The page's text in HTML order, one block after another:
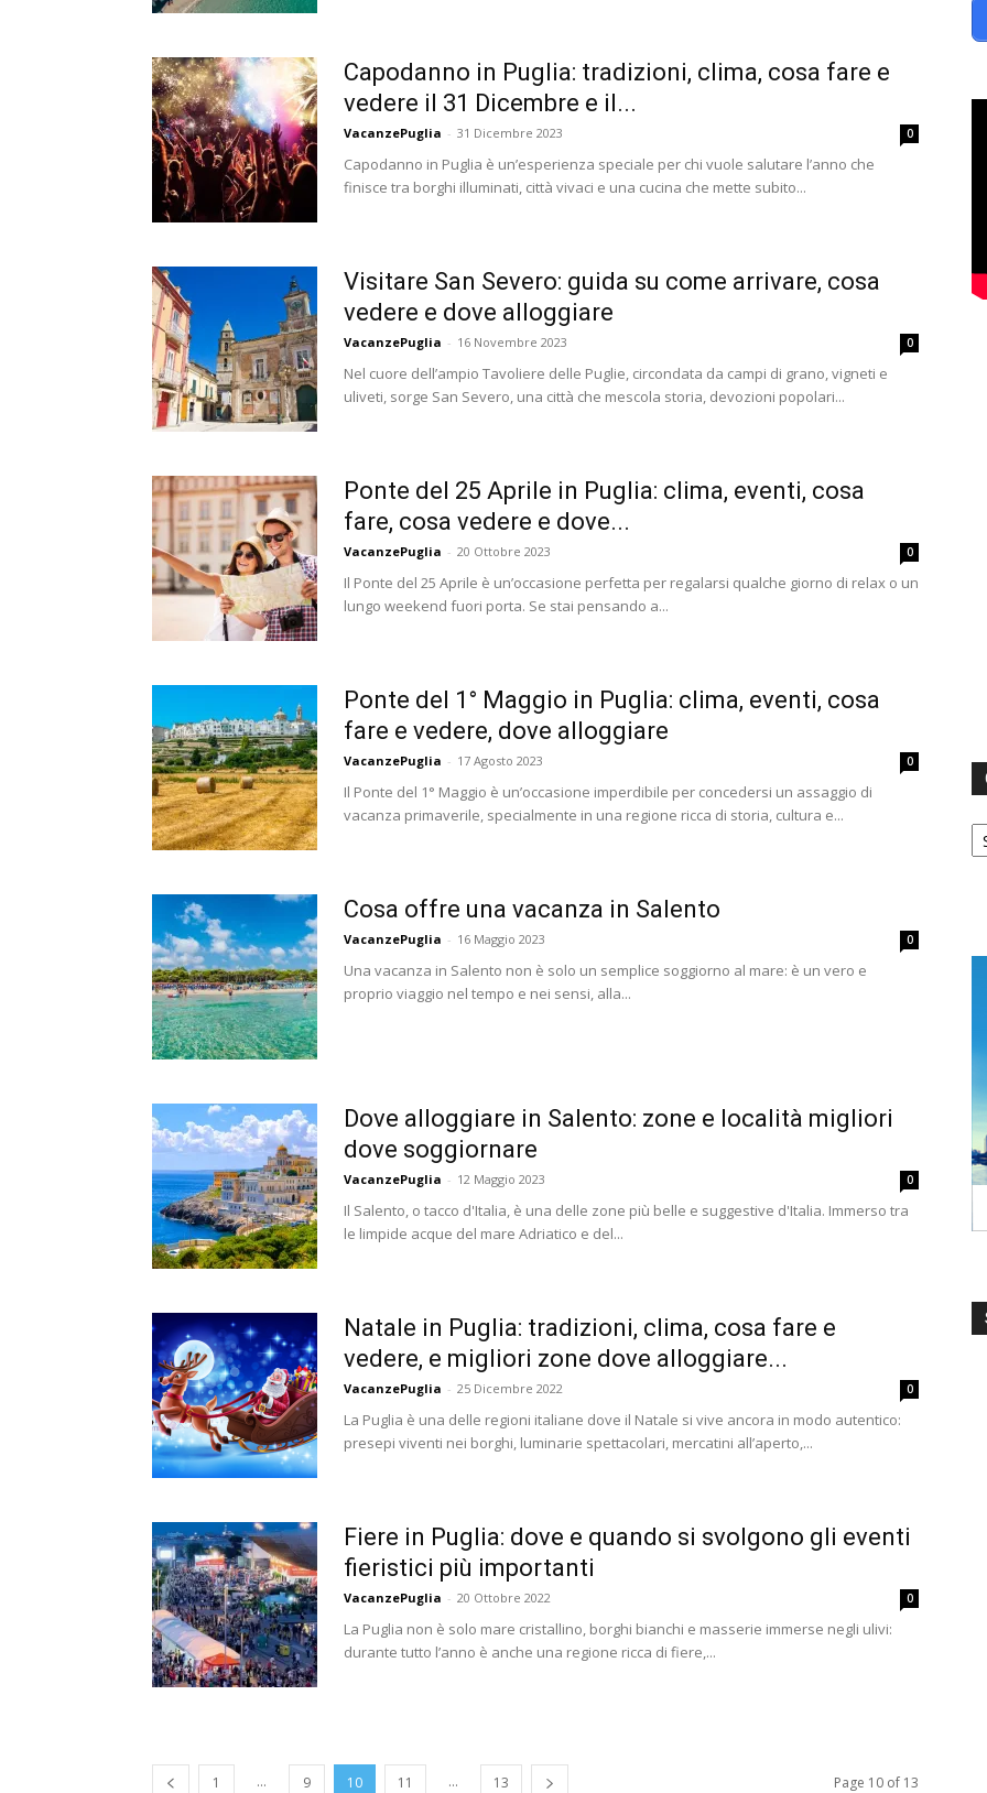
Capodanno in Puglia: tradizioni, clima, cosa fare e
vedere il 31 Dicembre e il...
VacanzePuglia - 31 Dicembre 2023 0
Capodanno in Puglia è un’esperienza speciale per chi vuole salutare l’anno che
finisce tra borghi illuminati, città vivaci e una cucina che mette subito...
Visitare San Severo: guida su come arrivare, cosa
vedere e dove alloggiare
VacanzePuglia - 16 Novembre 2023 0
Nel cuore dell’ampio Tavoliere delle Puglie, circondata da campi di grano, vigneti e
uliveti, sorge San Severo, una città che mescola storia, devozioni popolari...
Ponte del 25 Aprile in Puglia: clima, eventi, cosa
fare, cosa vedere e dove...
VacanzePuglia - 20 Ottobre 2023 0
Il Ponte del 25 Aprile è un’occasione perfetta per regalarsi qualche giorno di relax o un
lungo weekend fuori porta. Se stai pensando a...
Ponte del 1° Maggio in Puglia: clima, eventi, cosa
fare e vedere, dove alloggiare
VacanzePuglia - 17 Agosto 2023 0
Il Ponte del 1° Maggio è un’occasione imperdibile per concedersi un assaggio di
vacanza primaverile, specialmente in una regione ricca di storia, cultura e...
Cosa offre una vacanza in Salento
VacanzePuglia - 16 Maggio 2023 0
Una vacanza in Salento non è solo un semplice soggiorno al mare: è un vero e
proprio viaggio nel tempo e nei sensi, alla...
Dove alloggiare in Salento: zone e località migliori
dove soggiornare
VacanzePuglia - 12 Maggio 2023 0
Il Salento, o tacco d'Italia, è una delle zone più belle e suggestive d'Italia. Immerso tra
le limpide acque del mare Adriatico e del...
Natale in Puglia: tradizioni, clima, cosa fare e
vedere, e migliori zone dove alloggiare...
VacanzePuglia - 25 Dicembre 2022 0
La Puglia è una delle regioni italiane dove il Natale si vive ancora in modo autentico:
presepi viventi nei borghi, luminarie spettacolari, mercatini all’aperto,...
Fiere in Puglia: dove e quando si svolgono gli eventi
fieristici più importanti
VacanzePuglia - 20 Ottobre 2022 0
La Puglia non è solo mare cristallino, borghi bianchi e masserie immerse negli ulivi:
durante tutto l’anno è anche una regione ricca di fiere,...
1 ... 9 10 11 ... 13 Page 10 of 13